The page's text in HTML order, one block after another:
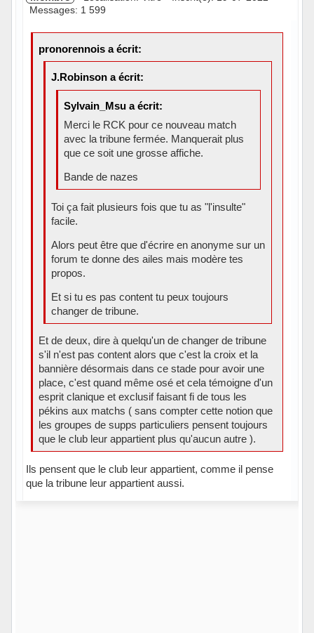
Messages: 1 599
pronorennois a écrit:
J.Robinson a écrit:
Sylvain_Msu a écrit:
Merci le RCK pour ce nouveau match
avec la tribune fermée. Manquerait plus
que ce soit une grosse affiche.
Bande de nazes
Toi ça fait plusieurs fois que tu as "l'insulte"
facile.
Alors peut être que d'écrire en anonyme sur un
forum te donne des ailes mais modère tes
propos.
Et si tu es pas content tu peux toujours
changer de tribune.
Et de deux, dire à quelqu'un de changer de tribune
s'il n'est pas content alors que c'est la croix et la
bannière désormais dans ce stade pour avoir une
place, c'est quand même osé et cela témoigne d'un
esprit clanique et exclusif faisant fi de tous les
pékins aux matchs ( sans compter cette notion que
les groupes de supps particuliers pensent toujours
que le club leur appartient plus qu'aucun autre ).
Ils pensent que le club leur appartient, comme il pense
que la tribune leur appartient aussi.